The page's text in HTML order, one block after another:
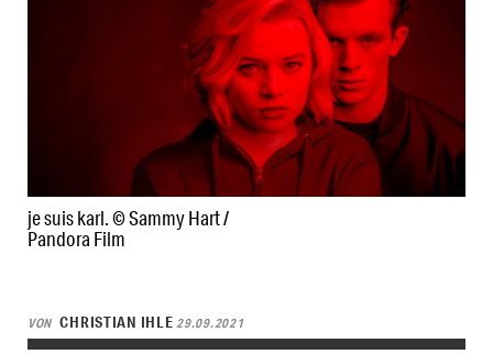
je suis karl. © Sammy Hart /
Pandora Film
VON CHRISTIAN IHLE29.09.2021